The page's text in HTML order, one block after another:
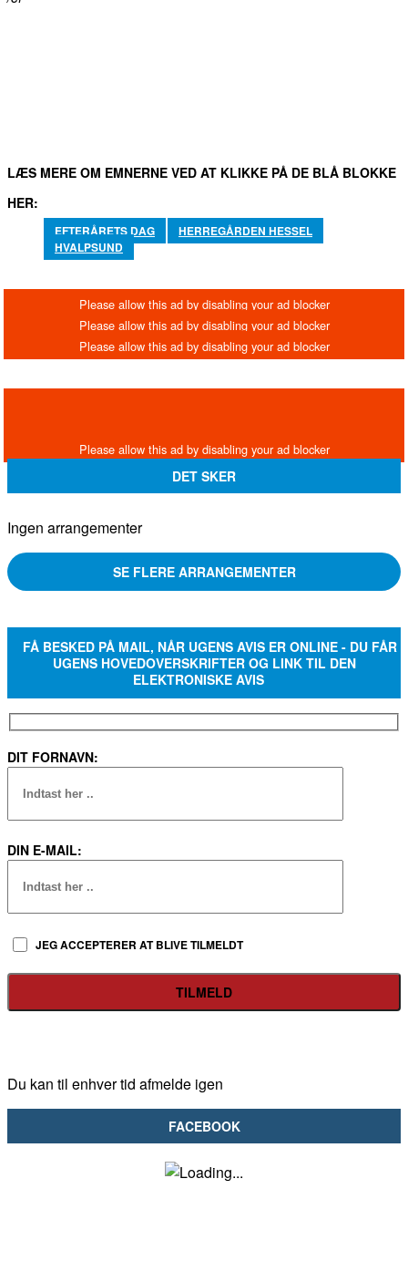
LÆS MERE OM EMNERNE VED AT KLIKKE PÅ DE BLÅ BLOKKE
HER:
EFTERÅRETS DAG
HERREGÅRDEN HESSEL
HVALPSUND
DET SKER
Ingen arrangementer
SE FLERE ARRANGEMENTER
FÅ BESKED PÅ MAIL, NÅR UGENS AVIS ER ONLINE - DU FÅR
UGENS HOVEDOVERSKRIFTER OG LINK TIL DEN
ELEKTRONISKE AVIS
DIT FORNAVN:
DIN E-MAIL:
JEG ACCEPTERER AT BLIVE TILMELDT
Du kan til enhver tid afmelde igen
FACEBOOK